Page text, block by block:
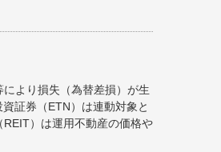
より損失（為替差損）が生
証券（ETN）は連動対象と
）は運用不動産の価格や